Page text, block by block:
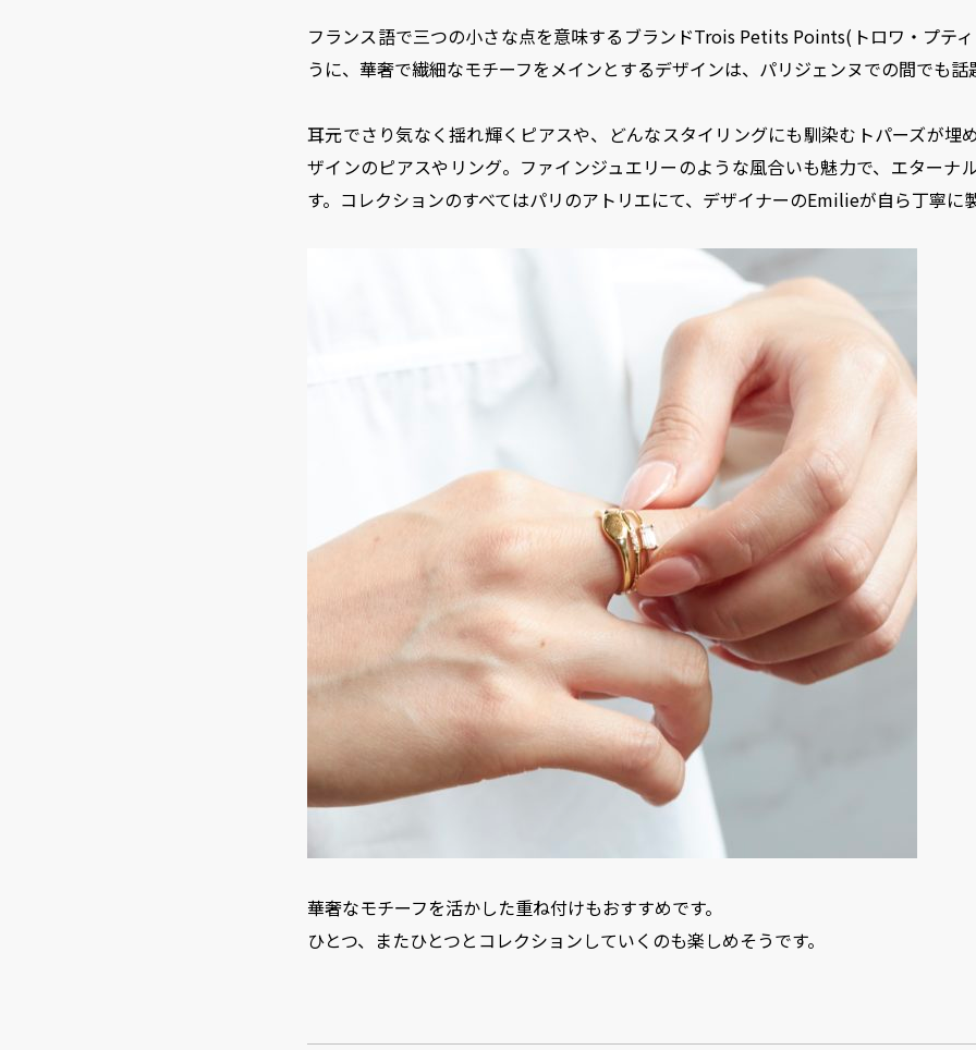
フランス語で三つの小さな点を意味するブランドTrois Petits Points(トロワ・プテ
うに、華奢で繊細なモチーフをメインとするデザインは、パリジェンヌでの間でも話
耳元でさり気なく揺れ輝くピアスや、どんなスタイリングにも馴染むトパーズが埋
ザインのピアスやリング。ファインジュエリーのような風合いも魅力で、エターナ
す。コレクションのすべてはパリのアトリエにて、デザイナーのEmilieが自ら丁寧に
華奢なモチーフを活かした重ね付けもおすすめです。
ひとつ、またひとつとコレクションしていくのも楽しめそうです。